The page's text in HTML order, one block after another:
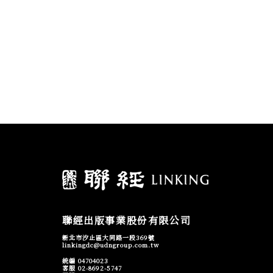
聯經出版事業股份有限公司
新北市汐止區大同路一段369號
linkingdc@udngroup.com.tw
統編 04704023
客服 02-8692-5747